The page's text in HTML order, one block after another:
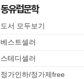
동유럽문학
도서 모두보기
베스트셀러
스테디셀러
정가인하/정가제free